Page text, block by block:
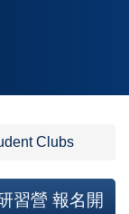
Clubs
習營 報名開